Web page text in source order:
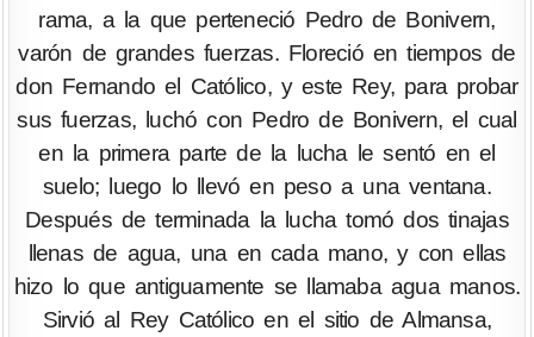
rama, a la que perteneció Pedro de Bonivern,
varón de grandes fuerzas. Floreció en tiempos de
don Fernando el Católico, y este Rey, para probar
sus fuerzas, luchó con Pedro de Bonivern, el cual
en la primera parte de la lucha le sentó en el
suelo; luego lo llevó en peso a una ventana.
Después de terminada la lucha tomó dos tinajas
llenas de agua, una en cada mano, y con ellas
hizo lo que antiguamente se llamaba agua manos.
Sirvió al Rey Católico en el sitio de Almansa,